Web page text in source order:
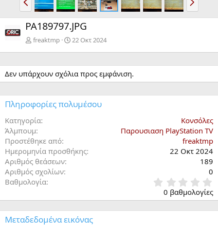
ρ
ο
η
γ
π
ό
PA189797.JPG
freaktmp 22 Οκτ 2024
Δεν υπάρχουν σχόλια προς εμφάνιση.
Πληροφορίες πολυμέσου
Κατηγορία
Κονσόλες
Άλμπουμ
Παρουσιαση PlayStation TV
Προστέθηκε από
freaktmp
Ημερομηνία προσθήκης
22 Οκτ 2024
Αριθμός θεάσεων
189
Αριθμός σχολίων
0
Βαθμολογία
,
0
0
0 βαθμολογίες
Μεταδεδομένα εικόνας